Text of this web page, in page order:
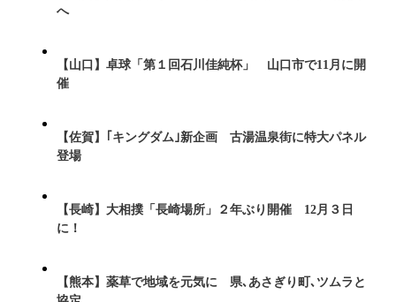
へ
【山口】卓球「第１回石川佳純杯」 山口市で11月に開
催
【佐賀】｢キングダム｣新企画 古湯温泉街に特大パネル
登場
【長崎】大相撲「長崎場所」２年ぶり開催 12月３日
に！
【熊本】薬草で地域を元気に 県､あさぎり町､ツムラと